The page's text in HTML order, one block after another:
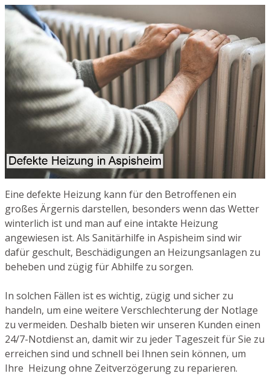
Eine defekte Heizung kann für den Betroffenen ein
großes Ärgernis darstellen, besonders wenn das Wetter
winterlich ist und man auf eine intakte Heizung
angewiesen ist. Als Sanitärhilfe in Aspisheim sind wir
dafür geschult, Beschädigungen an Heizungsanlagen zu
beheben und zügig für Abhilfe zu sorgen.
In solchen Fällen ist es wichtig, zügig und sicher zu
handeln, um eine weitere Verschlechterung der Notlage
zu vermeiden. Deshalb bieten wir unseren Kunden einen
24/7-Notdienst an, damit wir zu jeder Tageszeit für Sie zu
erreichen sind und schnell bei Ihnen sein können, um
Ihre Heizung ohne Zeitverzögerung zu reparieren.